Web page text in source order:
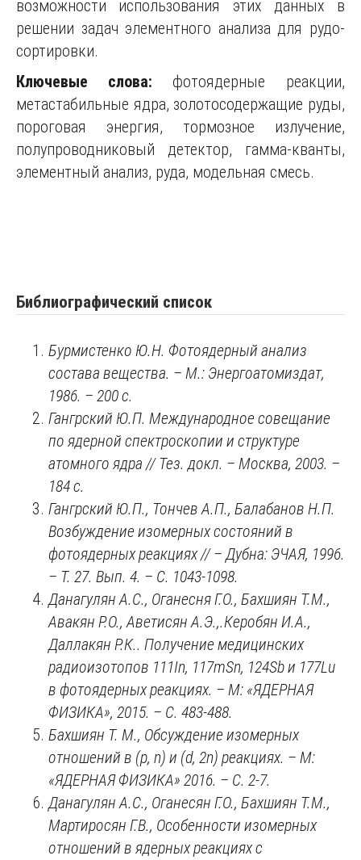
возможности использования этих данных в
решении задач элементного анализа для рудо-
сортировки.
Ключевые слова: фотоядерные реакции,
метастабильные ядра, золотосодержащие руды,
пороговая энергия, тормозное излучение,
полупроводниковый детектор, гамма-кванты,
элементный анализ, руда, модельная смесь.
Библиографический список
Бурмистенко Ю.Н. Фотоядерный анализ
состава вещества. – М.: Энергоатомиздат,
1986. – 200 с.
Гангрский Ю.П. Международное совещание
по ядерной спектроскопии и структуре
атомного ядра // Тез. докл. – Москва, 2003. –
184с.
Гангрский Ю.П., Тончев А.П., Балабанов Н.П.
Возбуждение изомерных состояний в
фотоядерных реакциях // – Дубна: ЭЧАЯ, 1996.
– Т. 27. Вып. 4. – С. 1043-1098.
Данагулян А.С., Оганесня Г.О., Бахшиян Т.М.,
Авакян Р.О., Аветисян А.Э.,.Керобян И.А.,
Даллакян Р.К.. Получение медицинских
радиоизотопов 111In, 117mSn, 124Sbи 177Lu
в фотоядерных реакциях. – М: «ЯДЕРНАЯ
ФИЗИКА», 2015. – С. 483-488.
Бахшиян Т. М., Обсуждение изомерных
отношений в (p, n) и (d, 2n) реакциях. – М:
«ЯДЕРНАЯ ФИЗИКА» 2016. – C. 2-7.
Данагулян А.С., Оганесян Г.О., Бахшиян Т.М.,
Мартиросян Г.В., Особенности изомерных
отношений в ядерных реакциях с